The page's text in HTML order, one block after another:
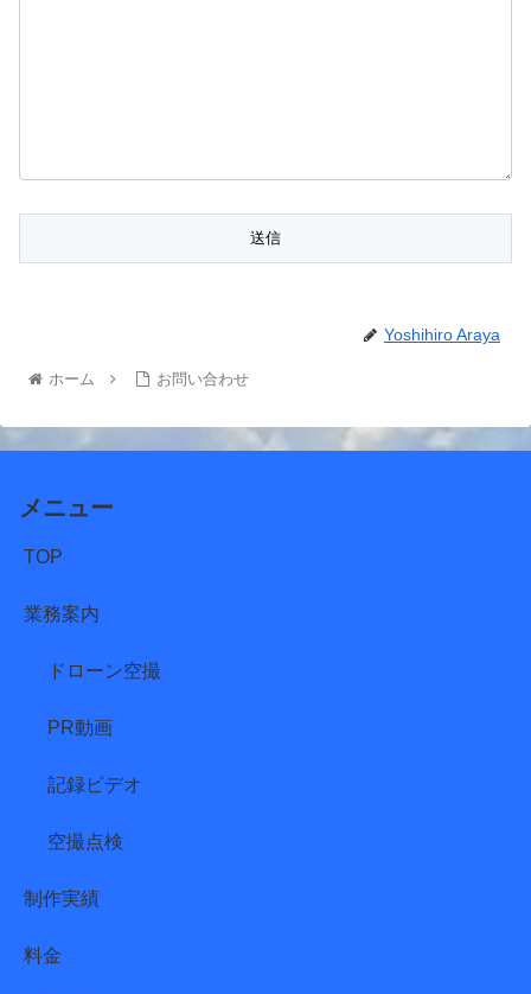
Yoshihiro Araya
ホーム お問い合わせ
メニュー
TOP
業務案内
ドローン空撮
PR動画
記録ビデオ
空撮点検
制作実績
料金